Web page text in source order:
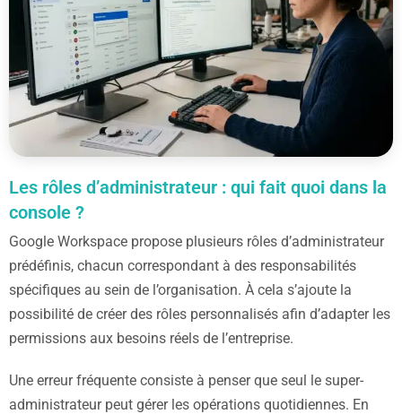
Les rôles d’administrateur : qui fait quoi dans la
console ?
Google Workspace propose plusieurs rôles d’administrateur
prédéfinis, chacun correspondant à des responsabilités
spécifiques au sein de l’organisation. À cela s’ajoute la
possibilité de créer des rôles personnalisés afin d’adapter les
permissions aux besoins réels de l’entreprise.
Une erreur fréquente consiste à penser que seul le super-
administrateur peut gérer les opérations quotidiennes. En